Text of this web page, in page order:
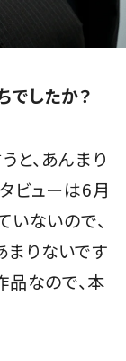
でしたか？
と、あんまり
ビューは6月
いないので、
りないです
品なので、本